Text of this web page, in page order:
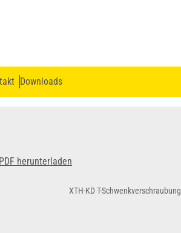
Downloads
PDF herunterladen
XTH-KD T-Schwenkverschraubung